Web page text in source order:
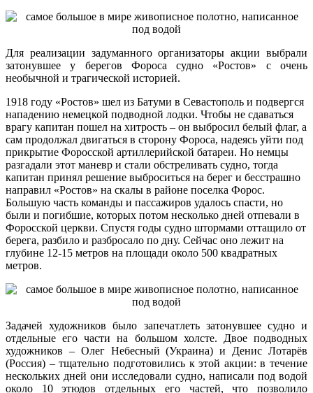
Для реализации задуманного организаторы акции выбрали
затонувшее у берегов Фороса судно «Ростов» с очень
необычной и трагической историей.
1918 году «Ростов» шел из Батуми в Севастополь и подвергся
нападению немецкой подводной лодки. Чтобы не сдаваться
врагу капитан пошел на хитрость – он выбросил белый флаг, а
сам продолжал двигаться в сторону Фороса, надеясь уйти под
прикрытие Форосской артиллерийской батареи. Но немцы
разгадали этот маневр и стали обстреливать судно, тогда
капитан принял решение выброситься на берег и бесстрашно
направил «Ростов» на скалы в районе поселка Форос.
Большую часть команды и пассажиров удалось спасти, но
были и погибшие, которых потом несколько дней отпевали в
Форосской церкви. Спустя годы судно штормами оттащило от
берега, разбило и разбросало по дну. Сейчас оно лежит на
глубине 12-15 метров на площади около 500 квадратных
метров.
Задачей художников было запечатлеть затонувшее судно и
отдельные его части на большом холсте. Двое подводных
художников – Олег Небесный (Украина) и Денис Лотарёв
(Россия) – тщательно подготовились к этой акции: в течение
нескольких дней они исследовали судно, написали под водой
около 10 этюдов отдельных его частей, что позволило